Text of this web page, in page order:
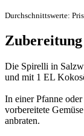
Durchschnittswerte:
Zubereitung
Die Spirelli in
und mit 1 EL
In einer Pfanne
vorbereitete
anbraten.